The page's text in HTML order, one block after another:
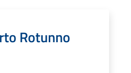
Rotunno